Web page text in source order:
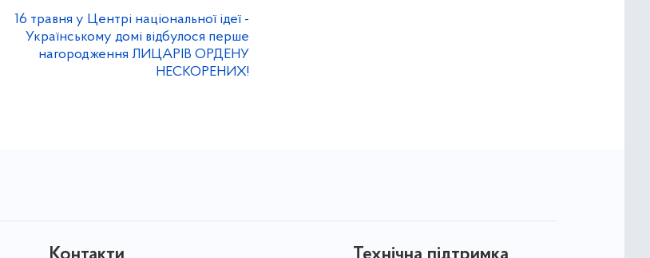
16 травня у Центрі національної ідеї -
Українському домі відбулося перше
нагородження ЛИЦАРІВ ОРДЕНУ
НЕСКОРЕНИХ!